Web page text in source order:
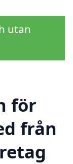
utan
för
från